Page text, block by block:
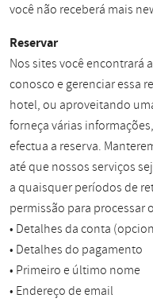
você não receberá mais
Reservar
Nos sites você encontrará
conosco e gerenciar essa
hotel, ou aproveitando
forneça várias
efectua a reserva.
até que nossos serviços
a quaisquer períodos de
permissão para processar
• Detalhes da conta
• Detalhes do pagamento
• Primeiro e último nome
• Endereço de email